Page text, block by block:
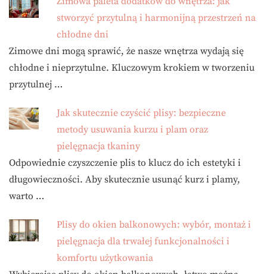
stworzyć przytulną i harmonijną przestrzeń na
chłodne dni
Zimowe dni mogą sprawić, że nasze wnętrza wydają się
chłodne i nieprzytulne. Kluczowym krokiem w tworzeniu
przytulnej …
Jak skutecznie czyścić plisy: bezpieczne
metody usuwania kurzu i plam oraz
pielęgnacja tkaniny
Odpowiednie czyszczenie plis to klucz do ich estetyki i
długowieczności. Aby skutecznie usunąć kurz i plamy,
warto …
Plisy do okien balkonowych: wybór, montaż i
pielęgnacja dla trwałej funkcjonalności i
komfortu użytkowania